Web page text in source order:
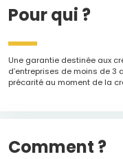
Pour qui ?
Une garantie destinée aux
d’entreprises de moins de 3
précarité au moment de la
Comment ?